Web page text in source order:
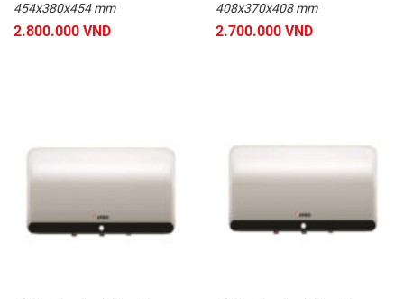
454x380x454 mm
2.800.000 VND
408x370x408 mm
2.700.000 VND